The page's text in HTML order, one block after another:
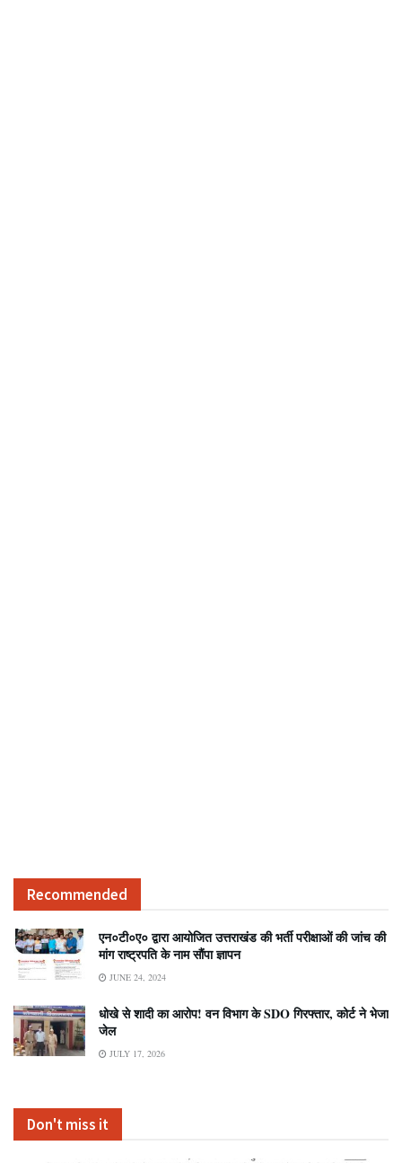
Recommended
एन०टी०ए० द्वारा आयोजित उत्तराखंड की भर्ती परीक्षाओं की जांच की
मांग राष्ट्रपति के नाम सौंपा ज्ञापन
JUNE 24, 2024
धोखे से शादी का आरोप! वन विभाग के SDO गिरफ्तार, कोर्ट ने भेजा
जेल
JULY 17, 2026
Don't miss it